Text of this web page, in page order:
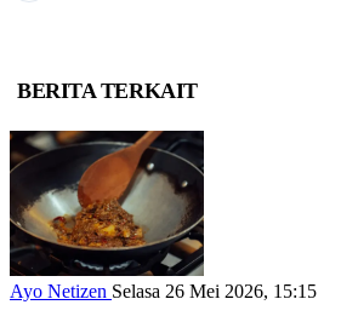
BERITA TERKAIT
Ayo Netizen Selasa 26 Mei 2026, 15:15